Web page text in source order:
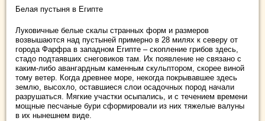
Белая пустыня в Египте
Луковичные белые скалы странных форм и размеров
возвышаются над пустыней примерно в 28 милях к северу от
города Фарфра в западном Египте – скопление грибов здесь,
стадо подтаявших снеговиков там. Их появление не связано с
каким-либо авангардным каменным скульптором, скорее виной
тому ветер. Когда древнее море, некогда покрывавшее здесь
землю, высохло, оставшиеся слои осадочных пород начали
разрушаться. Мягкие участки осыпались, и с течением времени
мощные песчаные бури сформировали из них тяжелые валуны
в их нынешнем виде.